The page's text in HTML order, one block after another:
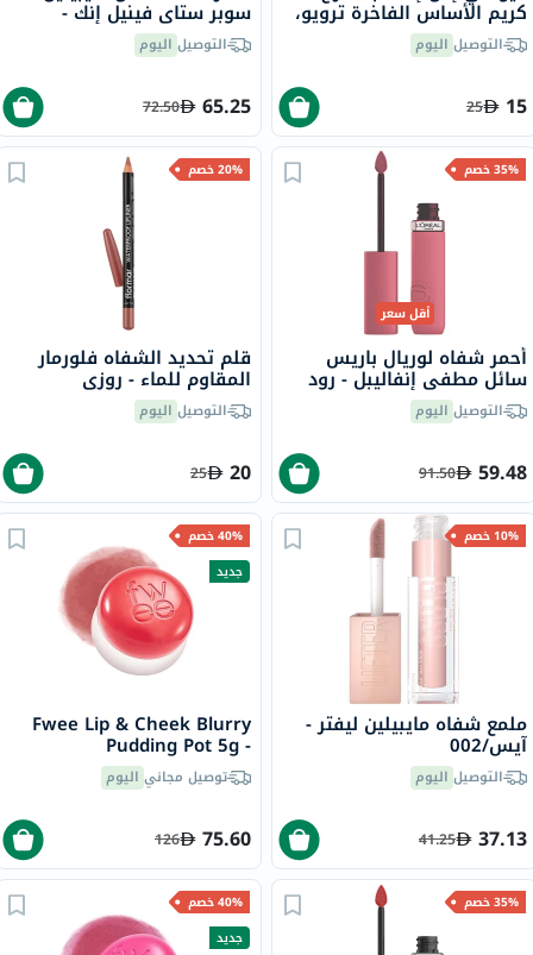
كريم الأساس الفاخرة ترويو،
حزمه من 1
التوصيل اليوم
15
25
سوبر ستاي فينيل إنك -
بيتشي/15
التوصيل اليوم
65.25
72.50
35% خصم
أقل سعر
أحمر شفاه لوريال باريس
سائل مطفي إنفاليبل - رود
تريبينغ/240
التوصيل اليوم
59.48
91.50
20% خصم
قلم تحديد الشفاه فلورمار
المقاوم للماء - روزي
ساند/237التوصيل اليوم
20
25
10% خصم
ملمع شفاه مايبيلين ليفتر -
آيس/002
التوصيل اليوم
37.13
41.25
40% خصم
جديد
Fwee Lip & Cheek Blurry
Pudding Pot 5g -
Seventeen/CR04
توصيل مجاني اليوم
75.60
126
35% خصم
40% خصم
جديد